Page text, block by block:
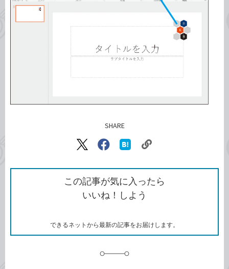
SHARE
X（旧
で
シ
ェ
ア
Facebook
シ
ェ
ア
な
ッ
ク
ク
ク
を
コ
この記事が気に入ったら
いいね！しよう
できるネットから最新の記事をお届けします。